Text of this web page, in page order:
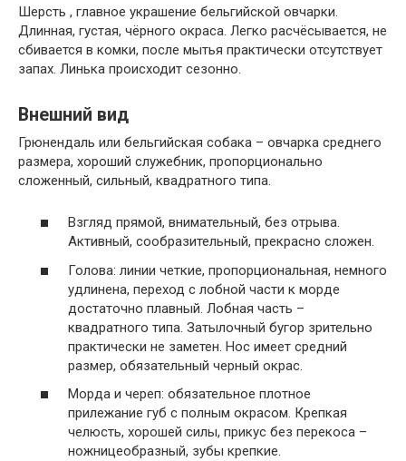
Шерсть , главное украшение бельгийской овчарки.
Длинная, густая, чёрного окраса. Легко расчёсывается, не
сбивается в комки, после мытья практически отсутствует
запах. Линька происходит сезонно.
Внешний вид
Грюнендаль или бельгийская собака – овчарка среднего
размера, хороший служебник, пропорционально
сложенный, сильный, квадратного типа.
Взгляд прямой, внимательный, без отрыва.
Активный, сообразительный, прекрасно сложен.
Голова: линии четкие, пропорциональная, немного
удлинена, переход с лобной части к морде
достаточно плавный. Лобная часть –
квадратного типа. Затылочный бугор зрительно
практически не заметен. Нос имеет средний
размер, обязательный черный окрас.
Морда и череп: обязательное плотное
прилежание губ с полным окрасом. Крепкая
челюсть, хорошей силы, прикус без перекоса –
ножницеобразный, зубы крепкие.